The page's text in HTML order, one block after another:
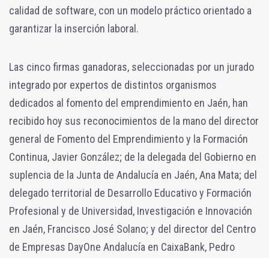
calidad de software, con un modelo práctico orientado a
garantizar la inserción laboral.
Las cinco firmas ganadoras, seleccionadas por un jurado
integrado por expertos de distintos organismos
dedicados al fomento del emprendimiento en Jaén, han
recibido hoy sus reconocimientos de la mano del director
general de Fomento del Emprendimiento y la Formación
Continua, Javier González; de la delegada del Gobierno en
suplencia de la Junta de Andalucía en Jaén, Ana Mata; del
delegado territorial de Desarrollo Educativo y Formación
Profesional y de Universidad, Investigación e Innovación
en Jaén, Francisco José Solano; y del director del Centro
de Empresas DayOne Andalucía en CaixaBank, Pedro